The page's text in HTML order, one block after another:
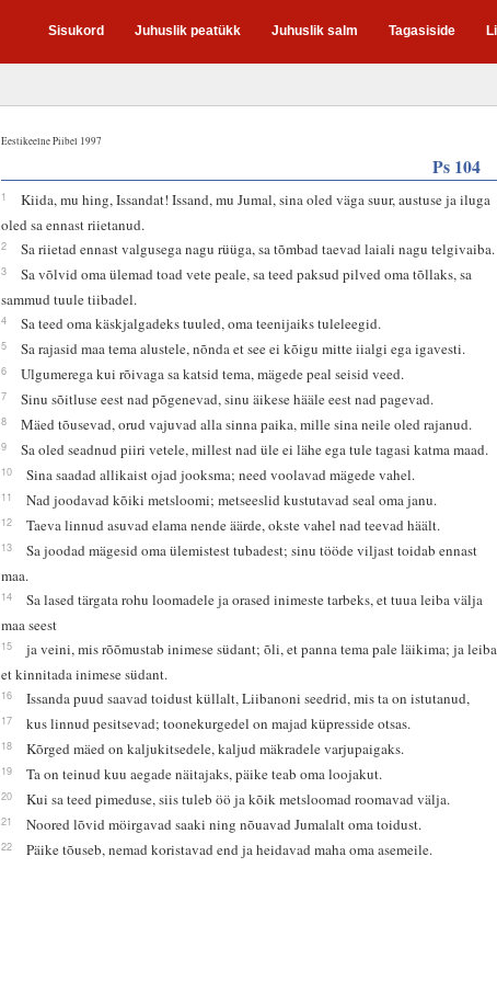
Sisukord Juhuslik peatükk Juhuslik salm Tagasiside
Eestikeelne Piibel 1997
Ps 104
1
Kiida, mu hing, Issandat! Issand, mu Jumal, sina oled väga suur, austuse ja iluga
oled sa ennast riietanud.
2 Sa riietad ennast valgusega nagu rüüga, sa tõmbad taevad laiali nagu telgivaiba.
3
Sa võlvid oma ülemad toad vete peale, sa teed paksud pilved oma tõllaks, sa
sammud tuule tiibadel.
4 Sa teed oma käskjalgadeks tuuled, oma teenijaiks tuleleegid.
5 Sa rajasid maa tema alustele, nõnda et see ei kõigu mitte iialgi ega igavesti.
6 Ulgumerega kui rõivaga sa katsid tema, mägede peal seisid veed.
7 Sinu sõitluse eest nad põgenevad, sinu äikese hääle eest nad pagevad.
8 Mäed tõusevad, orud vajuvad alla sinna paika, mille sina neile oled rajanud.
9 Sa oled seadnud piiri vetele, millest nad üle ei lähe ega tule tagasi katma maad.
10 Sina saadad allikaist ojad jooksma; need voolavad mägede vahel.
11 Nad joodavad kõiki metsloomi; metseeslid kustutavad seal oma janu.
12 Taeva linnud asuvad elama nende äärde, okste vahel nad teevad häält.
13
Sa joodad mägesid oma ülemistest tubadest; sinu tööde viljast toidab ennast
maa.
14
Sa lased tärgata rohu loomadele ja orased inimeste tarbeks, et tuua leiba välja
maa seest
15
ja veini, mis rõõmustab inimese südant; õli, et panna tema pale läikima; ja
et kinnitada inimese südant.
16 Issanda puud saavad toidust küllalt, Liibanoni seedrid, mis ta on istutanud,
17 kus linnud pesitsevad; toonekurgedel on majad küpresside otsas.
18 Kõrged mäed on kaljukitsedele, kaljud mäkradele varjupaigaks.
19 Ta on teinud kuu aegade näitajaks, päike teab oma loojakut.
20 Kui sa teed pimeduse, siis tuleb öö ja kõik metsloomad roomavad välja.
21 Noored lõvid möirgavad saaki ning nõuavad Jumalalt oma toidust.
22 Päike tõuseb, nemad koristavad end ja heidavad maha oma asemeile.